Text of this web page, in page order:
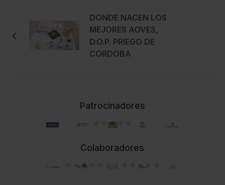
DONDE NACEN LOS
MEJORES AOVES,
D.O.P. PRIEGO DE
CORDOBA
Patrocinadores
Colaboradores